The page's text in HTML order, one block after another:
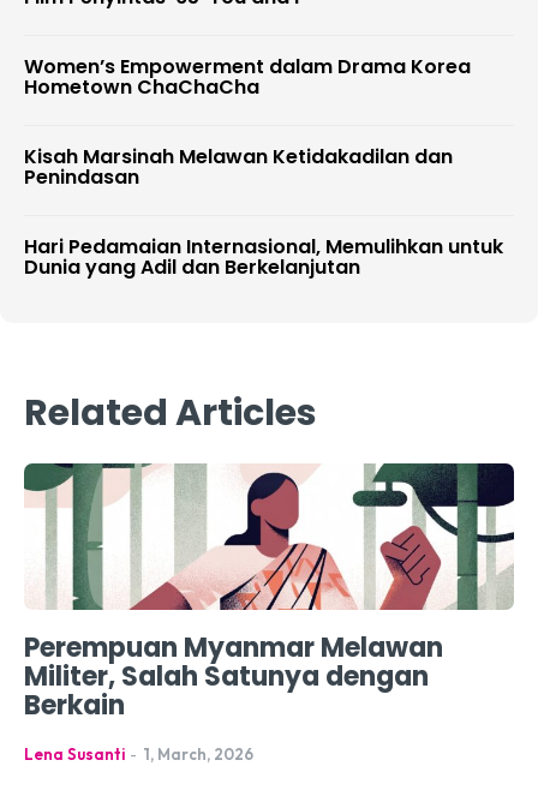
Women’s Empowerment dalam Drama Korea
Hometown ChaChaCha
Kisah Marsinah Melawan Ketidakadilan dan
Penindasan
Hari Pedamaian Internasional, Memulihkan untuk
Dunia yang Adil dan Berkelanjutan
Related Articles
Perempuan Myanmar Melawan
Militer, Salah Satunya dengan
Berkain
Lena Susanti - 1, March, 2026